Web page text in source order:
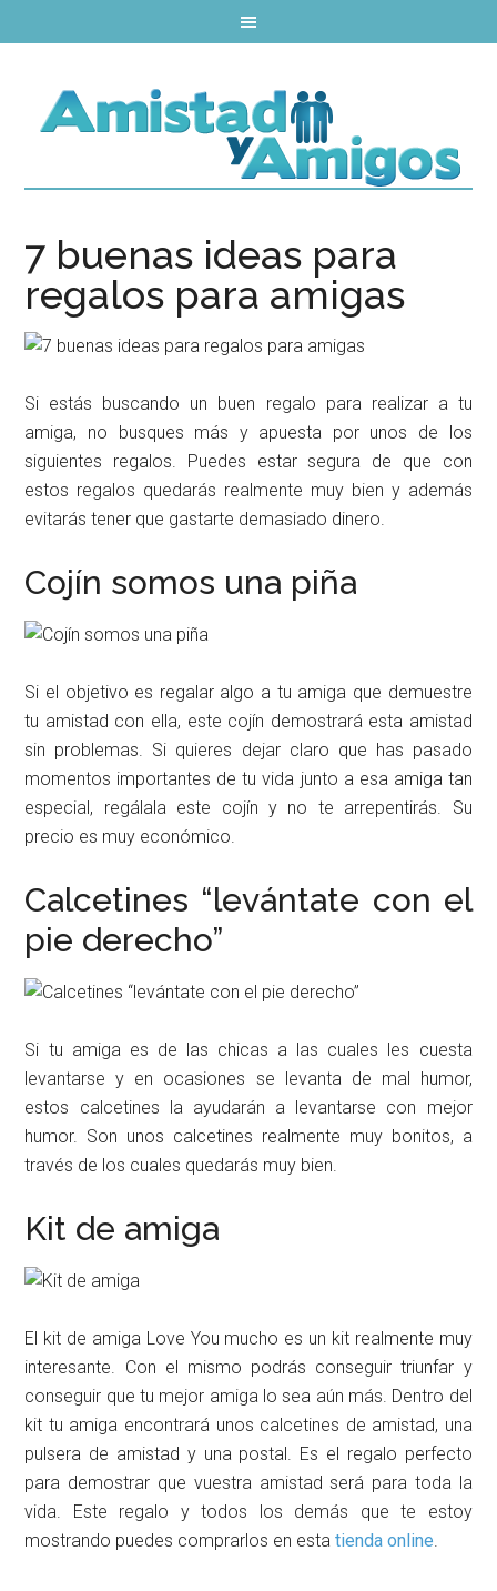
7 buenas ideas para
regalos para amigas
Si estás buscando un buen regalo para realizar a tu
amiga, no busques más y apuesta por unos de los
siguientes regalos. Puedes estar segura de que con
estos regalos quedarás realmente muy bien y además
evitarás tener que gastarte demasiado dinero.
Cojín somos una piña
Si el objetivo es regalar algo a tu amiga que demuestre
tu amistad con ella, este cojín demostrará esta amistad
sin problemas. Si quieres dejar claro que has pasado
momentos importantes de tu vida junto a esa amiga tan
especial, regálala este cojín y no te arrepentirás. Su
precio es muy económico.
Calcetines “levántate con el
pie derecho”
Si tu amiga es de las chicas a las cuales les cuesta
levantarse y en ocasiones se levanta de mal humor,
estos calcetines la ayudarán a levantarse con mejor
humor. Son unos calcetines realmente muy bonitos, a
través de los cuales quedarás muy bien.
Kit de amiga
El kit de amiga Love You mucho es un kit realmente muy
interesante. Con el mismo podrás conseguir triunfar y
conseguir que tu mejor amiga lo sea aún más. Dentro del
kit tu amiga encontrará unos calcetines de amistad, una
pulsera de amistad y una postal. Es el regalo perfecto
para demostrar que vuestra amistad será para toda la
vida. Este regalo y todos los demás que te estoy
mostrando puedes comprarlos en estatienda online.